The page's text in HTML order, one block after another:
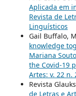
Aplicada em
Revista de
Linguísticos
Gail Buffalo,
knowledge
Mariana
the Covid-19
Artes: v. 22 n.
Revista
de Letras e